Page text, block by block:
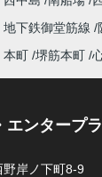
地下鉄御堂筋線
本町 堺筋本町
エンタープ
岸ノ下町8-9